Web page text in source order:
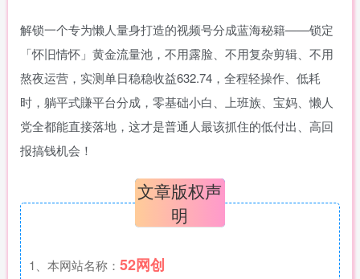
解锁一个专为懒人量身打造的视频号分成蓝海秘籍——锁定
「怀旧情怀」黄金流量池，不用露脸、不用复杂剪辑、不用
熬夜运营，实测单日稳稳收益632.74，全程轻操作、低耗
时，躺平式賺平台分成，零基础小白、上班族、宝妈、懒人
党全都能直接落地，这才是普通人最该抓住的低付出、高回
报搞钱机会！
文章版权声
明
1、本网站名称： 52网创